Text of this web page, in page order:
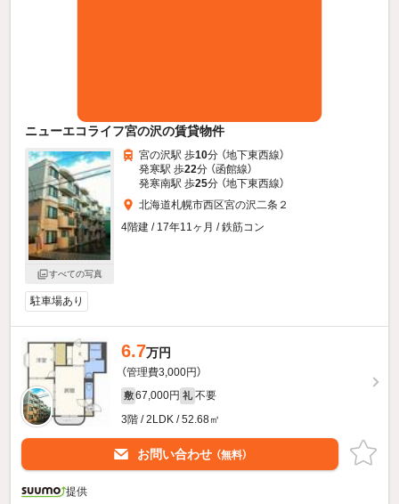
ニューエコライフ宮の沢の賃貸物件
すべての写真
宮の沢駅 歩10分 （地下東西線）
発寒駅 歩22分 （函館線）
発寒南駅 歩25分 （地下東西線）
北海道札幌市西区宮の沢二条２
4階建 / 17年11ヶ月 / 鉄筋コン
駐車場あり
6.7万円
（管理費3,000円）
敷 67,000円 礼 不要
3階 / 2LDK / 52.68㎡
お問い合わせ （無料）
提供